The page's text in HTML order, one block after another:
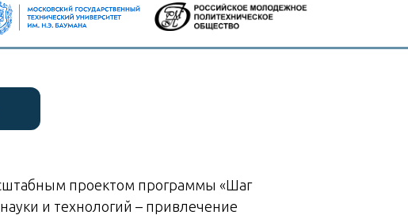
проектом программы «Шаг
и технологий – привлечение